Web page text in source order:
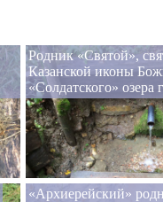
Родник «Святой»,
Казанской иконы
«Солдатского» озера
«Архиерейский»